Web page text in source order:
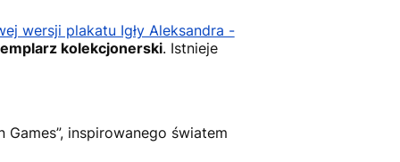
wersji plakatu Igły Aleksandra -
kolekcjonerski. Istnieje
inspirowanego światem